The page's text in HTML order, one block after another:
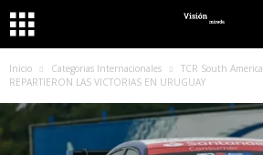
Inicio Categorias Internacionales TCR South America
REPARTIERON LAS VICTORIAS EN URUGUAY